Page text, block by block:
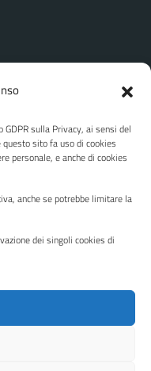
sulla Privacy, ai sensi del
sito fa uso di cookies
personale, e anche di cookies
anche se potrebbe limitare la
dei singoli cookies di